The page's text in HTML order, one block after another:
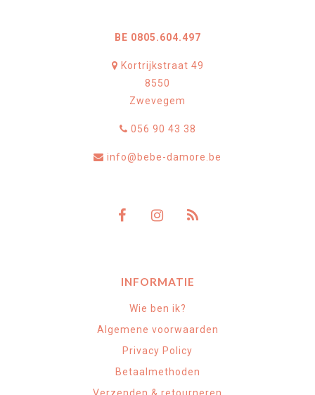
BE 0805.604.497
Kortrijkstraat 49
8550
Zwevegem
056 90 43 38
info@bebe-damore.be
INFORMATIE
Wie ben ik?
Algemene voorwaarden
Privacy Policy
Betaalmethoden
Verzenden & retourneren